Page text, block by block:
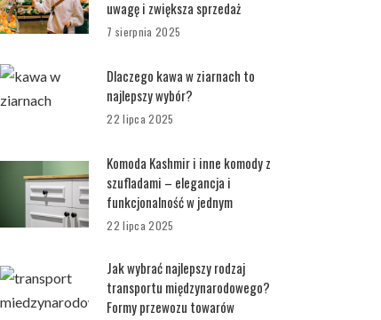
uwagę i zwiększa sprzedaż
7 sierpnia 2025
Dlaczego kawa w ziarnach to
najlepszy wybór?
22 lipca 2025
Komoda Kashmir i inne komody z
szufladami – elegancja i
funkcjonalność w jednym
22 lipca 2025
Jak wybrać najlepszy rodzaj
transportu międzynarodowego?
Formy przewozu towarów